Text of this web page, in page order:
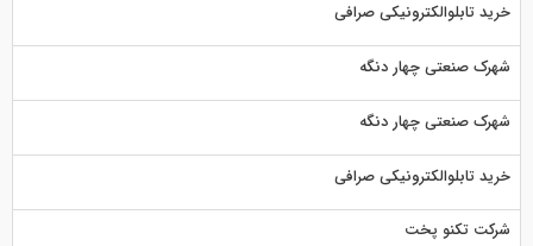
خرید تابلوالکترونیکی صرافی
شهرک صنعتی چهار دنگه
شهرک صنعتی چهار دنگه
خرید تابلوالکترونیکی صرافی
شرکت تکنو پخت